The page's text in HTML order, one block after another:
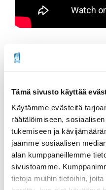
Tämä sivusto käyttää
Käytämme evästeitä
räätälöimiseen,
tukemiseen ja
jaamme sosiaalisen
alan kumppaneillemme
sivustoamme.
tietoja muihin tietoihin,
Jaa sosiaalisessa
Lisää aiheesta